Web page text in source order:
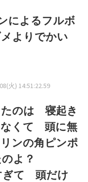
によるフルボ
よりでかい
火) 14:51:22.59
たのは 寝起き
くて 頭に無
ンの角ピンポ
よ？
ぎて 頭だけ